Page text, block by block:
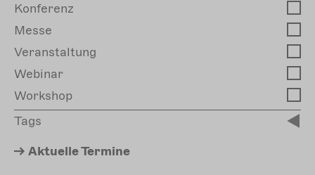
Konferenz
Messe
Veranstaltung
Webinar
Workshop
Tags
AktuelleTermine